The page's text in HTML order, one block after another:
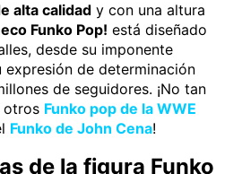
alta calidad y con una altura
Funko Pop! está diseñado
desde su imponente
expresión de determinación
de seguidores. ¡No tan
otros Funko pop de la WWE
Funko de John Cena!
de la figura Funko